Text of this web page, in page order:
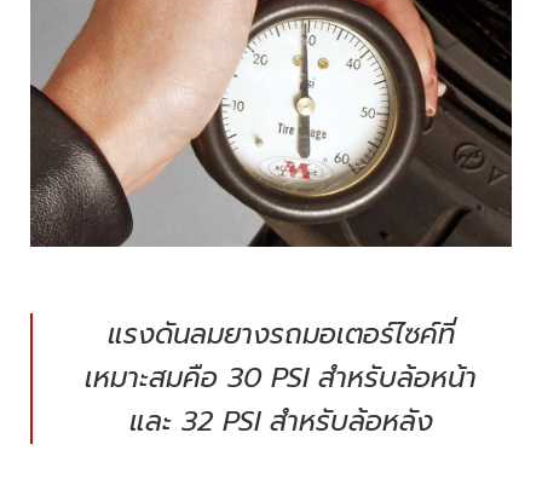
แรงดันลมยางรถมอเตอร์ไซค์ที่
เหมาะสมคือ 30 PSI สำหรับล้อหน้า
และ 32 PSI สำหรับล้อหลัง